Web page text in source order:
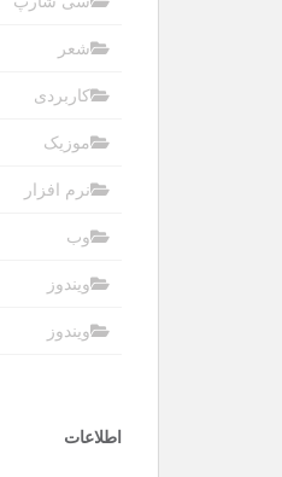
شعر
کاربردی
موزیک
نرم افزار
وب
ویندوز
ویندوز
اطلاعات